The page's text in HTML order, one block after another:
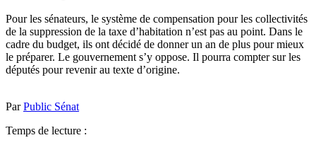
Pour les sénateurs, le système de compensation pour les collectivités
de la suppression de la taxe d’habitation n’est pas au point. Dans le
cadre du budget, ils ont décidé de donner un an de plus pour mieux
le préparer. Le gouvernement s’y oppose. Il pourra compter sur les
députés pour revenir au texte d’origine.
ParPublic Sénat
Temps de lecture :